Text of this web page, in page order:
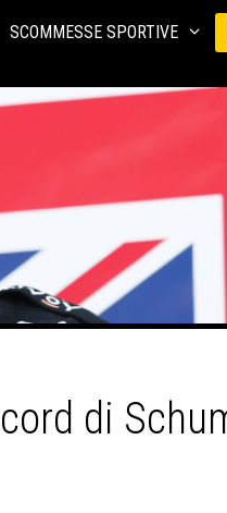
SCOMMESSE SPORTIVE
di